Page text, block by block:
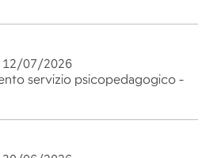
12/07/2026
servizio psicopedagogico -